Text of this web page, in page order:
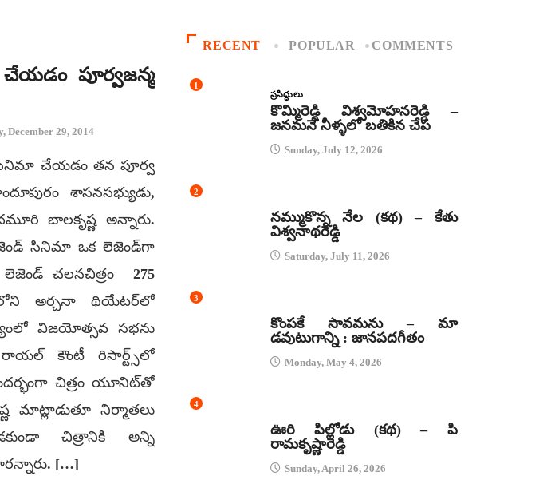
పూర్వజన్మ
December 29, 2014
సినిమా చేయడం తన పూర్వ
శాసనసభ్యుడు,
బాలకృష్ణ అన్నారు.
సినిమా ఒక లెజెండ్‌గా
చలనచిత్రం 275
అర్చనా థియేటర్‌లో
విజయోత్సవ సభను
కౌంటీ రిసార్ట్స్‌లో
చిత్రం యూనిట్‌తో
మాట్లాడుతూ నిర్మాతలు
చిత్రానికి అన్ని
[…]
RECENT POPULAR COMMENTS
1
ప్రసిద్ధులు
కొమ్మిరెడ్డి విశ్వమోహనరెడ్డి –
జనమనే నీళ్ళలో బతికిన చేప
Sunday, July 12, 2026
2
నమ్ముకొన్న నేల (కథ) – కేతు
విశ్వనాథరెడ్డి
Saturday, July 11, 2026
3
కొంపకే సావమను – మా
డవుటుగాన్ని : జానపదగీతం
Monday, May 4, 2026
4
ఊరి పిల్లోడు (కథ) – పి
రామకృష్ణారెడ్డి
Sunday, April 26, 2026